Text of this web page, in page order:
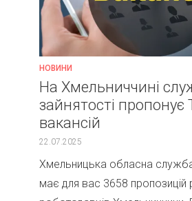
НОВИНИ
На Хмельниччині
зайнятості
вакансій
22.07.2025
Хмельницька обласна служба
має для вас 3658 пропозицій